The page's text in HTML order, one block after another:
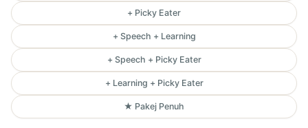
+ Picky Eater
+ Speech + Learning
+ Speech + Picky Eater
+ Learning + Picky Eater
★ Pakej Penuh